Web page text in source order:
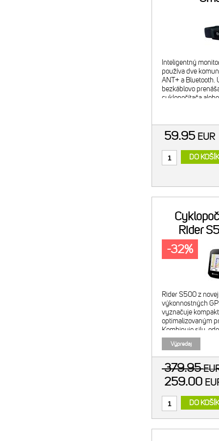
Inteligentný
používa dve
ANT+ a Bluetooth.
bezkáblovo
cyklopočítača
vysoký už
59.95 EUR
DO
Rider
Rider S500 z
výkonnostných
vyznačuje
optimalizovaným
Kombinuje silu,
svojich
rozšírenými
jazdc
Výpredaj
-32%
379.95
259.00
DO